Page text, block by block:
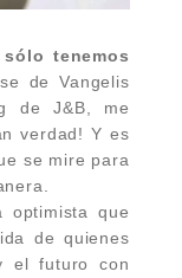
tenemos
de Vangelis
de J&B, me
verdad! Y es
se mire para
optimista que
de quienes
el futuro con